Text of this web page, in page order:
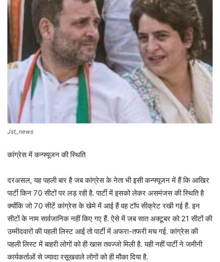
Jst_news
कांग्रेस में कन्फ्यूजन की स्थिति
दरअसल, यह पहली बार है जब कांग्रेस के नेता भी इसी कन्फ्यूजन में हैं कि आखिर
पार्टी किन 70 सीटों पर लड़ रही है. पार्टी में इसको लेकर असमंजस की स्थिति है
क्योंकि जो 70 सीटें कांग्रेस के खेमे में आई हैं वह टॉप सीक्रेट रखी गई हैं. इन
सीटों के नाम सार्वजानिक नहीं किए गए हैं. ऐसे में जब सात अक्टूबर को 21 सीटों की
उम्मीदवारों की पहली लिस्ट आई तो पार्टी में अफरा-तफरी मच गई. कांग्रेस की
पहली लिस्ट में बाहरी लोगों को ही खास तवज्जो मिली है. यही नहीं पार्टी ने जमीनी
कार्यकर्ताओं से ज्यादा रसूखवाले लोगों को ही मौका दिया है.